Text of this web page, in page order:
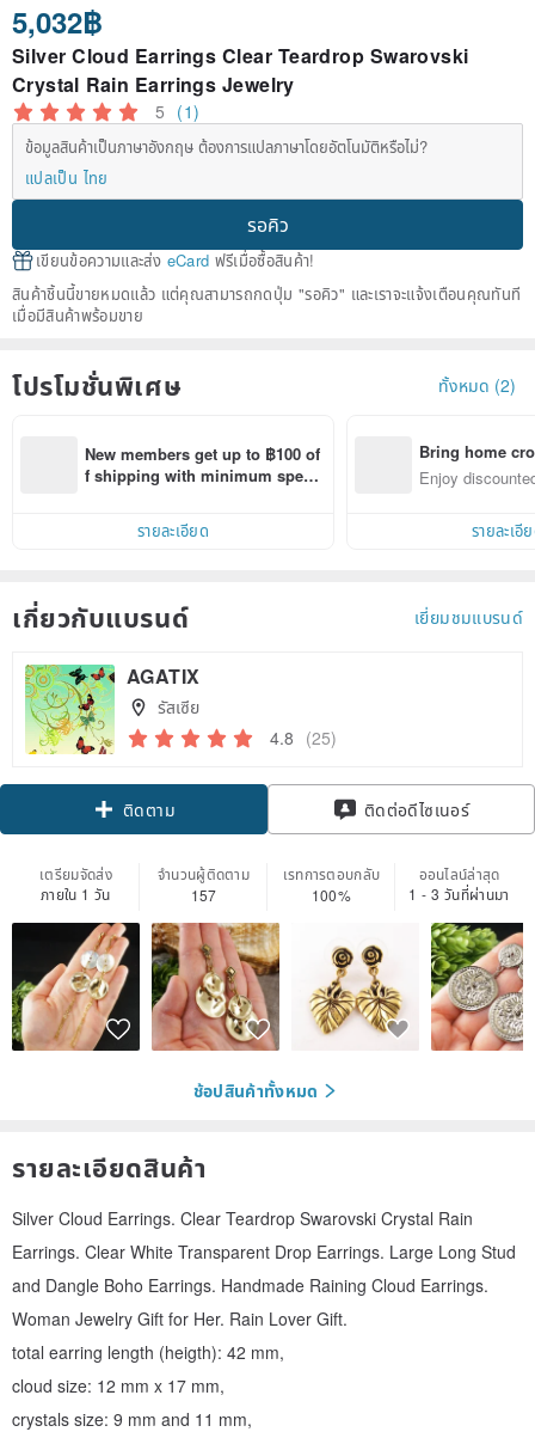
5,032฿
Silver Cloud Earrings Clear Teardrop Swarovski
Crystal Rain Earrings Jewelry
5 (1)
ข้อมูลสินค้าเป็นภาษาอังกฤษ ต้องการแปลภาษาโดยอัตโนมัติหรือไม่?
แปลเป็น ไทย
รอคิว
เขียนข้อความและส่ง eCard ฟรีเมื่อซื้อสินค้า!
สินค้าชิ้นนี้ขายหมดแล้ว แต่คุณสามารถกดปุ่ม "รอคิว" และเราจะแจ้งเตือนคุณทันที
เมื่อมีสินค้าพร้อมขาย
โปรโมชั่นพิเศษ ทั้งหมด (2)
New members get up to ฿100 of
f shipping with minimum spen
within 7 days!
รายละเอียด
Bring home
n with ease
Enjoy
รายละเอี
เกี่ยวกับแบรนด์ เยี่ยมชมแบรนด์
AGATIX
รัสเซีย
4.8 (25)
ติดตาม ติดต่อดีไซเนอร์
เตรียมจัดส่ง
ภายใน 1 วัน
จำนวนผู้ติดตาม
157
เรทการตอบกลับ
100%
ออนไลน์ล่าสุด
1 - 3 วันที่ผ่านมา
ช้อปสินค้าทั้งหมด
รายละเอียดสินค้า
Silver Cloud Earrings. Clear Teardrop Swarovski Crystal Rain
Earrings. Clear White Transparent Drop Earrings. Large Long Stud
and Dangle Boho Earrings. Handmade Raining Cloud Earrings.
Woman Jewelry Gift for Her. Rain Lover Gift.
total earring length (heigth): 42 mm,
cloud size: 12 mm x 17 mm,
crystals size: 9 mm and 11 mm,